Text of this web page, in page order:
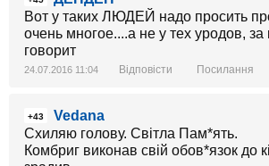
Вот у таких ЛЮДЕЙ надо просить
очень многое....а не у тех уродов,
говорит
24.07.2016 11:04 Відповісти Посилання
+43
Vedana
Cхиляю голову. Світла Пам*ять.
Комбриг виконав свій обов*язок до